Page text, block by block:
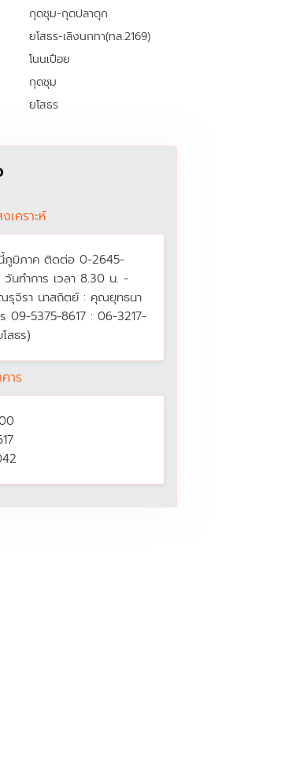
กุดชุม-กุดปลาดุก
ยโสธร-เลิงนกทา(ทล.2169)
โนนเปือย
กุดชุม
ยโสธร
เคราะห์
ภูมิภาค ติดต่อ 0-2645-
นทำการ เวลา 8.30 น. -
รุจิรา นาสถิตย์ : คุณยุทธนา
09-5375-8617 : 06-3217-
สธร)
าร